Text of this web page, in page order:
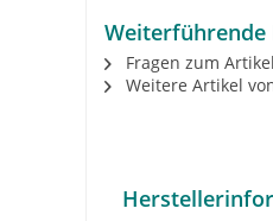
Weiterführende
Fragen zum
Weitere Artikel